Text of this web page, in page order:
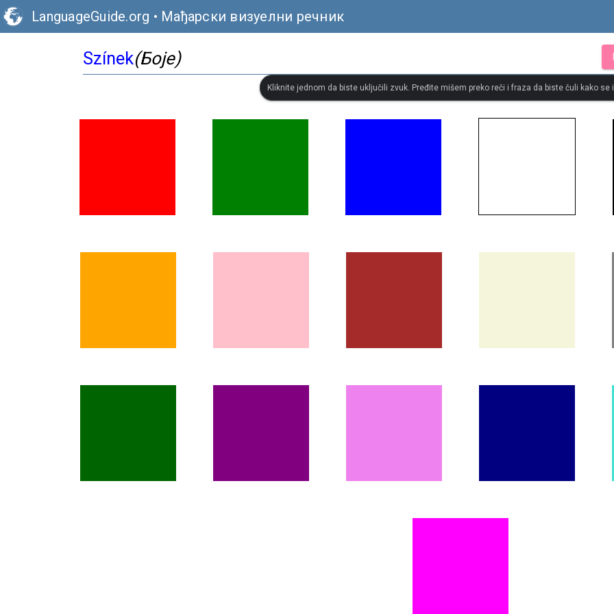
LanguageGuide.org • Мађарски визуелни речник
Színek(Боје)
Kliknite jednom da biste uključili zvuk. Pređite mišem preko reči i fraza da biste čuli kako se